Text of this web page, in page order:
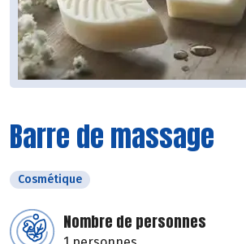
Barre de massage
Cosmétique
Nombre de personnes